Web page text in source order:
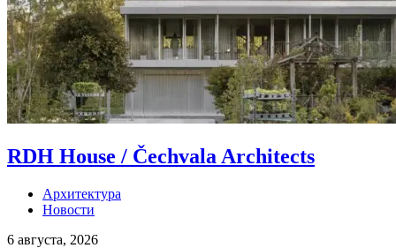
RDH House / Čechvala Architects
Архитектура
Новости
6 августа, 2026